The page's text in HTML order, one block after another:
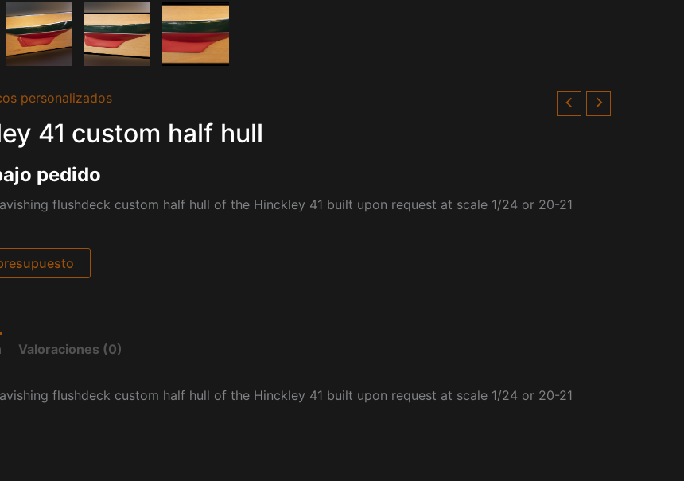
personalizados
41 custom half hull
pedido
flushdeck custom half hull of the Hinckley 41 built upon request at scale 1/24 or 20-21
Valoraciones (0)
flushdeck custom half hull of the Hinckley 41 built upon request at scale 1/24 or 20-21